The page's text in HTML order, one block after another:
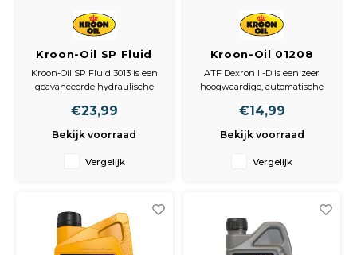
Kroon-Oil SP Fluid
3013 - 1L
Hydraulische
Prestaties bij
Extreme
Temperaturen
Kroon-Oil SP Fluid 3013 is een
geavanceerde hydraulische
van hoogwaardige oliën en
speciale formule garandeert
meest uiteenlopende
€23,99
Bekijk voorraad
Vergelijk
Kroon-Oil 01208
ATF-Dexron II-D 1L
ATF Dexron II-D is een zeer
hoogwaardige, automatische
solvent geraffineerde
€14,99
Bekijk voorraad
Vergelijk